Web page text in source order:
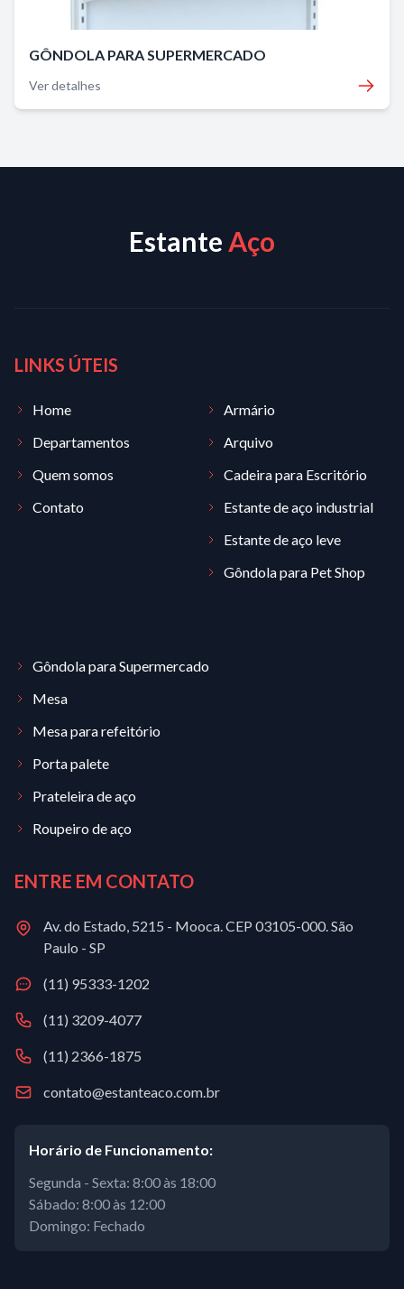
GÔNDOLA PARA SUPERMERCADO
Ver detalhes
Estante Aço
LINKS ÚTEIS
Home
Departamentos
Quem somos
Contato
Armário
Arquivo
Cadeira para Escritório
Estante de aço industrial
Estante de aço leve
Gôndola para Pet Shop
Gôndola para Supermercado
Mesa
Mesa para refeitório
Porta palete
Prateleira de aço
Roupeiro de aço
ENTRE EM CONTATO
Av. do Estado, 5215 - Mooca. CEP 03105-000. São
Paulo - SP
(11) 95333-1202
(11) 3209-4077
(11) 2366-1875
contato@estanteaco.com.br
Horário de Funcionamento:
Segunda - Sexta: 8:00 às 18:00
Sábado: 8:00 às 12:00
Domingo: Fechado